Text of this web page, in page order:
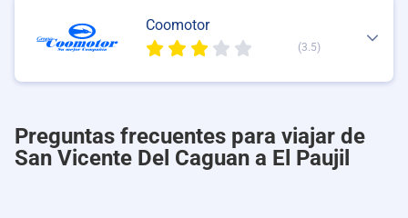
Coomotor
(3.5)
Preguntas frecuentes para viajar de
San Vicente Del Caguan a El Paujil